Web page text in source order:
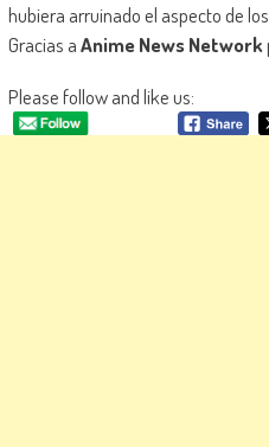
hubiera arruinado el aspecto de
Gracias aAnime News Network
Please follow and like us: